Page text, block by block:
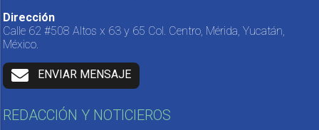
Dirección
Calle 62 #508 Altos x 63 y 65 Col. Centro, Mérida, Yucatán,
México.
ENVIAR MENSAJE
REDACCIÓN Y NOTICIEROS